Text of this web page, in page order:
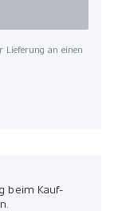
Lieferung an einen
beim Kauf-